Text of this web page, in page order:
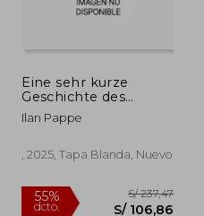
Eine sehr kurze
Geschichte des
Israelisch-
Palästinensischen
Ilan Pappe
, 2025, Tapa Blanda, Nuevo